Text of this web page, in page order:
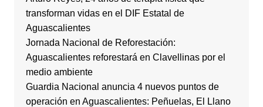
transforman vidas en el DIF Estatal de
Aguascalientes
Jornada Nacional de Reforestación:
Aguascalientes reforestará en Clavellinas por el
medio ambiente
Guardia Nacional anuncia 4 nuevos puntos de
operación en Aguascalientes: Peñuelas, El Llano